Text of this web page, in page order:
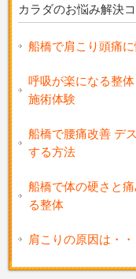
カラダのお悩み解決
船橋で肩こり頭痛
呼吸が楽になる整
施術体験
船橋で腰痛改善 デ
する方法
船橋で体の硬さと
る整体
肩こりの原因は・・